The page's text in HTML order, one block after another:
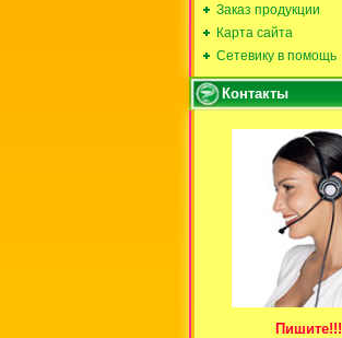
Заказ продукции
Карта сайта
Сетевику в помощь
Контакты
Пишите!!!